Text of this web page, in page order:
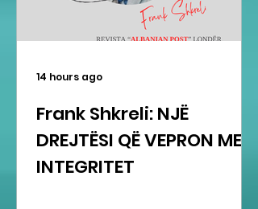
Frank Shkreli: NJË
DREJTËSI QË VEPRON ME
INTEGRITET
14 hours ago